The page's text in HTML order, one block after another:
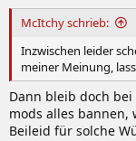
McItchy schrieb:
Inzwischen leider
meiner Meinung,
Dann bleib doch
mods alles bannen,
Beileid für solche